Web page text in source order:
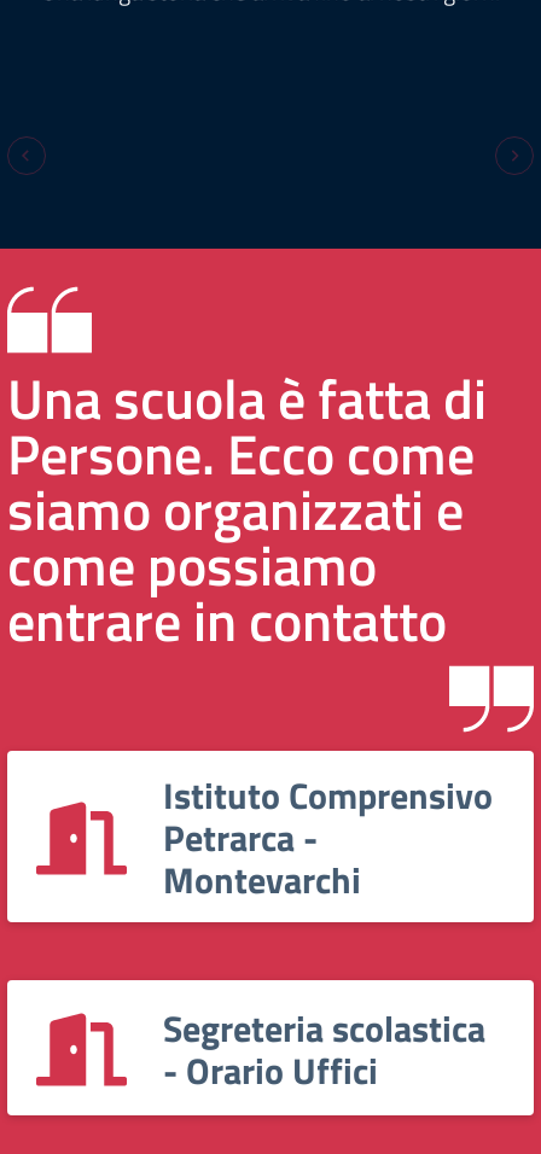
Una scuola è fatta di
Persone. Ecco come
siamo organizzati e
come possiamo
entrare in contatto
Istituto Comprensivo
Petrarca -
Montevarchi
Segreteria scolastica
- Orario Uffici